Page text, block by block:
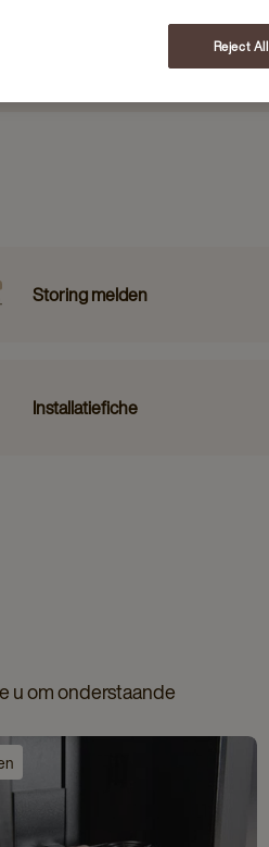
Storing melden
Installatiefiche
u om onderstaande
Reject All